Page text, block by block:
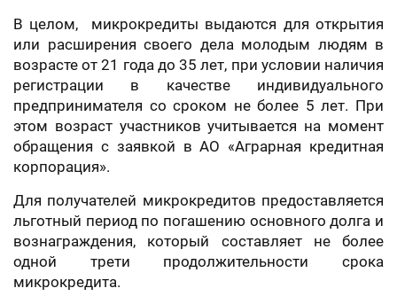
В целом, микрокредиты выдаются для открытия
или расширения своего дела молодым людям в
возрасте от 21 года до 35 лет, при условии наличия
регистрации в качестве индивидуального
предпринимателя со сроком не более 5 лет. При
этом возраст участников учитывается на момент
обращения с заявкой в АО «Аграрная кредитная
корпорация».
Для получателей микрокредитов предоставляется
льготный период по погашению основного долга и
вознаграждения, который составляет не более
одной трети продолжительности срока
микрокредита.